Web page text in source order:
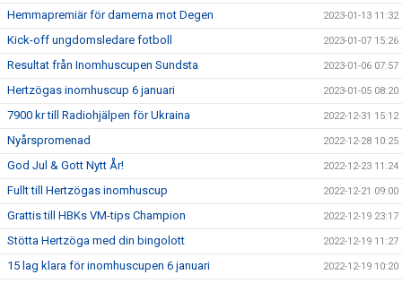
Hemmapremiär för damerna mot Degen 2023-01-13 11:32
Kick-off ungdomsledare fotboll 2023-01-07 15:26
Resultat från Inomhuscupen Sundsta 2023-01-06 07:57
Hertzögas inomhuscup 6 januari 2023-01-05 08:20
7900 kr till Radiohjälpen för Ukraina 2022-12-31 15:12
Nyårspromenad 2022-12-28 10:25
God Jul & Gott Nytt År! 2022-12-23 11:24
Fullt till Hertzögas inomhuscup 2022-12-21 09:00
Grattis till HBKs VM-tips Champion 2022-12-19 23:17
Stötta Hertzöga med din bingolott 2022-12-19 11:27
15 lag klara för inomhuscupen 6 januari 2022-12-19 10:20